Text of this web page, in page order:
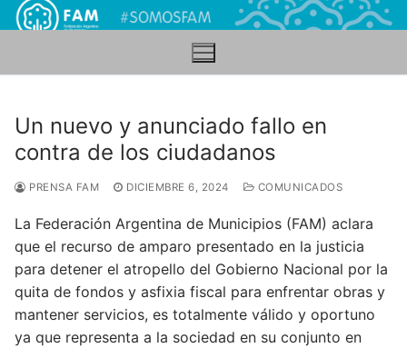
al
Un nuevo y anunciado fallo en
contra de los ciudadanos
PRENSA FAM DICIEMBRE 6, 2024 COMUNICADOS
La Federación Argentina de Municipios (FAM) aclara
que el recurso de amparo presentado en la justicia
para detener el atropello del Gobierno Nacional por la
quita de fondos y asfixia fiscal para enfrentar obras y
mantener servicios, es totalmente válido y oportuno
ya que representa a la sociedad en su conjunto en